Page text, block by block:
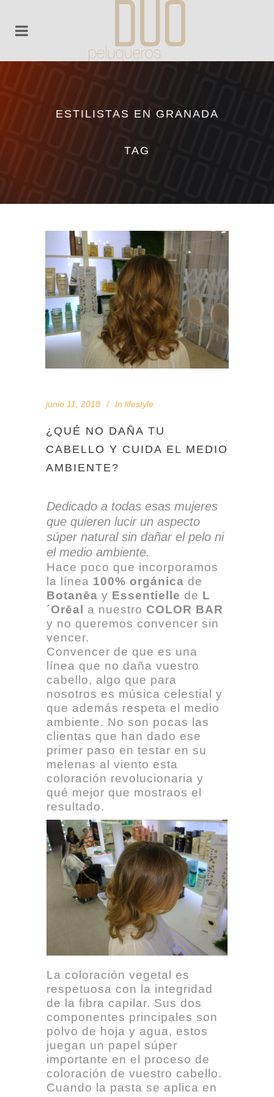
ESTILISTAS EN GRANADA
TAG
junio 11, 2018 In lifestyle
¿QUÉ NO DAÑA TU
CABELLO Y CUIDA EL MEDIO
AMBIENTE?
Dedicado a todas esas mujeres
que quieren lucir un aspecto
súper natural sin dañar el pelo ni
el medio ambiente.
Hace poco que incorporamos
la línea 100% orgánica de
Botanēa y Essentielle de L
´Orēal
a nuestro COLOR BAR
y no queremos convencer sin
vencer.
Convencer de que es una
línea que no daña vuestro
cabello, algo que para
nosotros es música celestial y
que además respeta el medio
ambiente. No son pocas las
clientas que han dado ese
primer paso en testar en su
melenas al viento esta
coloración revolucionaria y
qué mejor que mostraos el
resultado.
La coloración vegetal es
respetuosa con la integridad
de la fibra capilar. Sus dos
componentes principales son
polvo de hoja y agua, estos
juegan un papel súper
importante en el proceso de
coloración de vuestro cabello.
Cuando la pasta se aplica en